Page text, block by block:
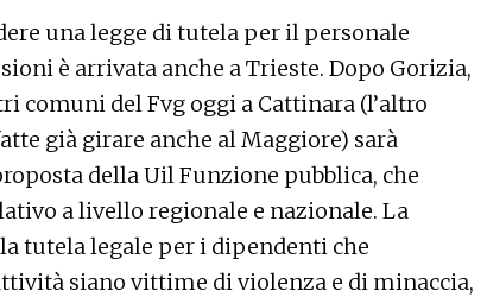
una legge di tutela per il personale
è arrivata anche a Trieste. Dopo Gorizia,
comuni del Fvg oggi a Cattinara (l’altro
già girare anche al Maggiore) sarà
della Uil Funzione pubblica, che
a livello regionale e nazionale. La
tutela legale per i dipendenti che
siano vittime di violenza e di minaccia,